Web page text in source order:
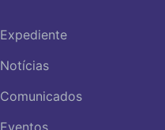
Expediente
Notícias
Comunicados